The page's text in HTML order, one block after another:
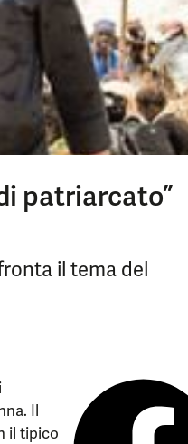
patriarcato”
il tema del
Il
il tipico